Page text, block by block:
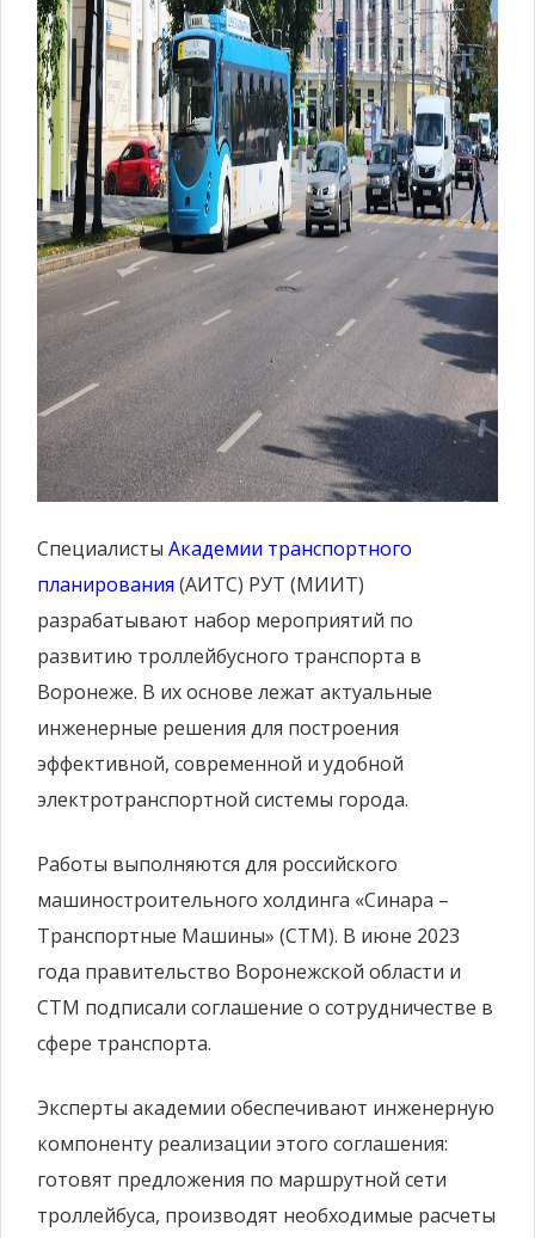
Специалисты Академии транспортного
планирования (АИТС) РУТ (МИИТ)
разрабатывают набор мероприятий по
развитию троллейбусного транспорта в
Воронеже. В их основе лежат актуальные
инженерные решения для построения
эффективной, современной и удобной
электротранспортной системы города.
Работы выполняются для российского
машиностроительного холдинга «Синара –
Транспортные Машины» (СТМ). В июне 2023
года правительство Воронежской области и
СТМ подписали соглашение о сотрудничестве в
сфере транспорта.
Эксперты академии обеспечивают инженерную
компоненту реализации этого соглашения:
готовят предложения по маршрутной сети
троллейбуса, производят необходимые расчеты